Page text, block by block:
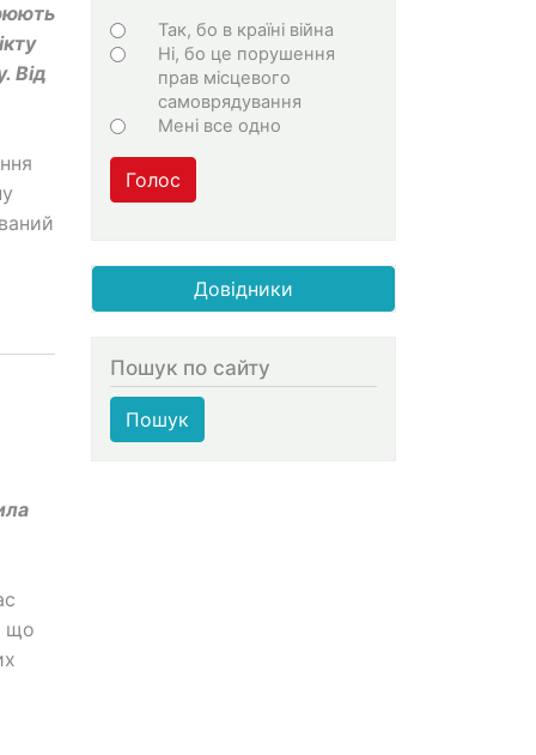
Від
що
Варіанти
Так, бо в країні війна
Ні, бо це порушення
прав місцевого
самоврядування
Мені все одно
Голос
Довідники
Пошук по сайту
Пошук